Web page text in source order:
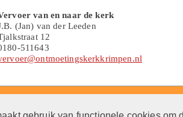
van en naar de kerk
(Jan) van der Leeden
12
511643